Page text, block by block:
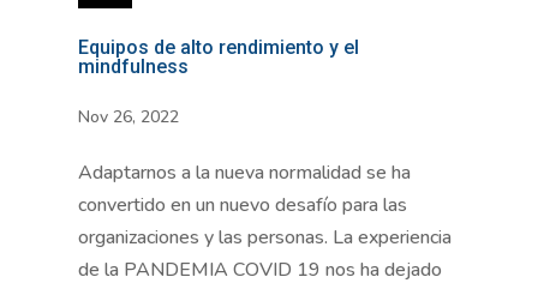
Equipos de alto rendimiento y el
mindfulness
Nov 26, 2022
Adaptarnos a la nueva normalidad se ha
convertido en un nuevo desafío para las
organizaciones y las personas. La experiencia
de la PANDEMIA COVID 19 nos ha dejado